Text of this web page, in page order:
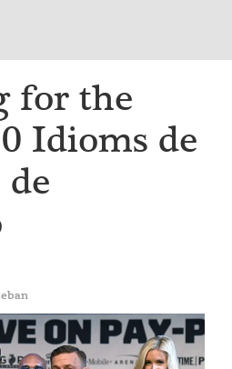
for the
Idioms de